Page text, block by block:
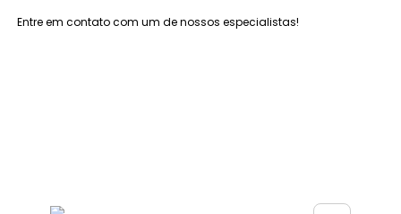
Entre em contato com um de nossos especialistas!